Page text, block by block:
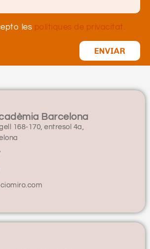
les polítiques de privacitat.
ENVIAR
Barcelona
168-170, entresol 4a,